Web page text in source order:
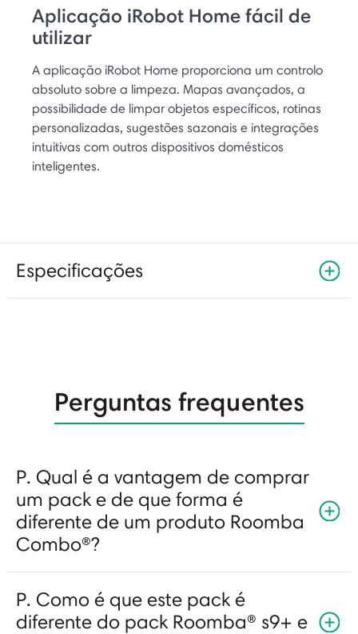
Aplicação iRobot Home fácil de
utilizar
A aplicação iRobot Home proporciona um controlo
absoluto sobre a limpeza. Mapas avançados, a
possibilidade de limpar objetos específicos, rotinas
personalizadas, sugestões sazonais e integrações
intuitivas com outros dispositivos domésticos
inteligentes.
Especificações
Perguntas frequentes
P. Qual é a vantagem de comprar
um pack e de que forma é
diferente de um produto Roomba
Combo®?
P. Como é que este pack é
diferente do pack Roomba® s9+ e